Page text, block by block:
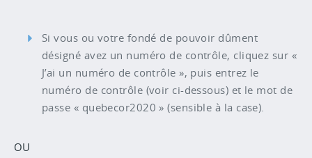
Si vous ou votre fondé de pouvoir dûment
désigné avez un numéro de contrôle, cliquez sur «
J’ai un numéro de contrôle », puis entrez le
numéro de contrôle (voir ci-dessous) et le mot de
passe « quebecor2020 » (sensible à la case).
OU